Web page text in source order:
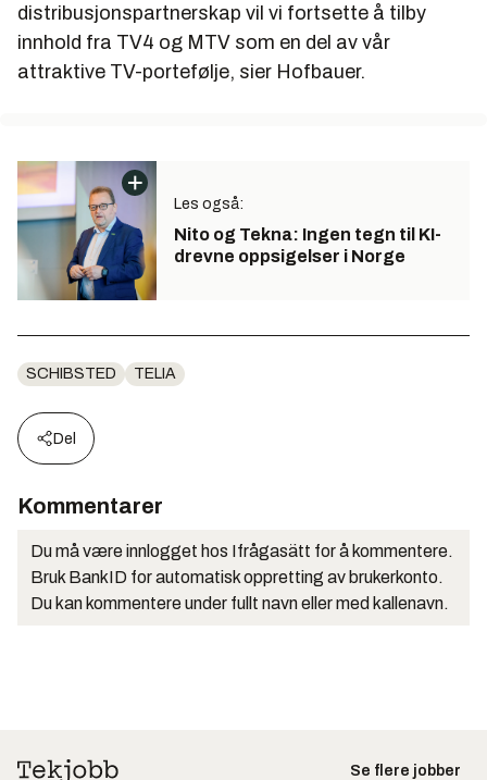
distribusjonspartnerskap vil vi fortsette å tilby
innhold fra TV4 og MTV som en del av vår
attraktive TV-portefølje, sier Hofbauer.
Les også:
Nito og Tekna: Ingen tegn til KI-
drevne oppsigelser i Norge
SCHIBSTED TELIA
Del
Kommentarer
Du må være innlogget hos Ifrågasätt for å kommentere.
Bruk BankID for automatisk oppretting av brukerkonto.
Du kan kommentere under fullt navn eller med kallenavn.
Se flere jobber